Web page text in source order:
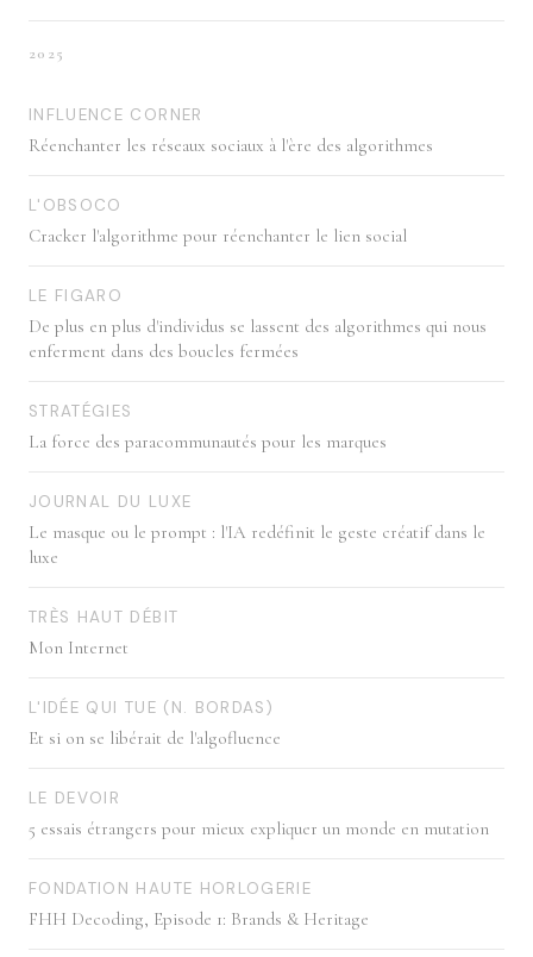
2025
INFLUENCE CORNER
Réenchanter les réseaux sociaux à l'ère des algorithmes
L'OBSOCO
Cracker l'algorithme pour réenchanter le lien social
LE FIGARO
De plus en plus d'individus se lassent des algorithmes qui nous
enferment dans des boucles fermées
STRATÉGIES
La force des paracommunautés pour les marques
JOURNAL DU LUXE
Le masque ou le prompt : l'IA redéfinit le geste créatif dans le
luxe
TRÈS HAUT DÉBIT
Mon Internet
L'IDÉE QUI TUE (N. BORDAS)
Et si on se libérait de l'algofluence
LE DEVOIR
5 essais étrangers pour mieux expliquer un monde en mutation
FONDATION HAUTE HORLOGERIE
FHH Decoding, Episode 1: Brands & Heritage